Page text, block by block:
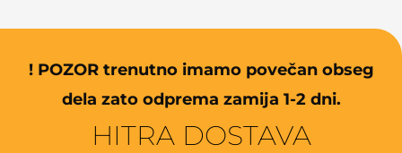
! POZOR trenutno imamo povečan obseg
dela zato odprema zamija 1-2 dni.
HITRA DOSTAVA